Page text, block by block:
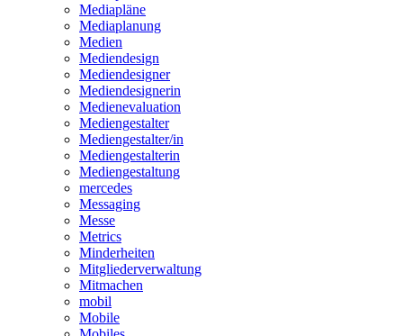
Mediapläne
Mediaplanung
Medien
Mediendesign
Mediendesigner
Mediendesignerin
Medienevaluation
Mediengestalter
Mediengestalter/in
Mediengestalterin
Mediengestaltung
mercedes
Messaging
Messe
Metrics
Minderheiten
Mitgliederverwaltung
Mitmachen
mobil
Mobile